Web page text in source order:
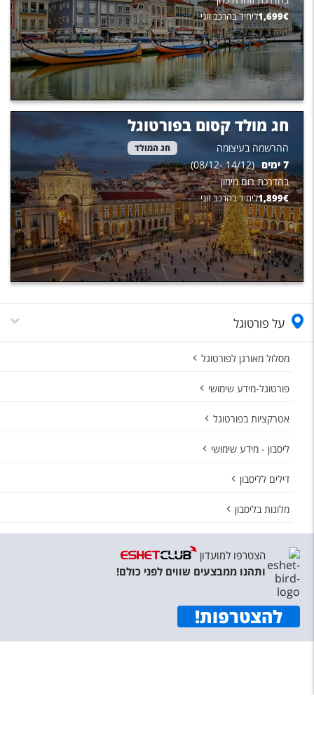
1,699€ ליחיד בהרכב זוגי
חג מולד קסום בפורטוגל
ההרשמה בעיצומה חג המולד
7ימים (
14/12
-
08/12
)
בהדרכת רום מימון
1,899€ ליחיד בהרכב זוגי
על פורטוגל
מסלול מאורגן לפורטוגל
פורטוגל-מידע שימושי
אטרקציות בפורטוגל
ליסבון - מידע שימושי
דילים לליסבון
מלונות בליסבון
הצטרפו למועדון
ותהנו ממבצעים שווים לפני כולם!
להצטרפות!